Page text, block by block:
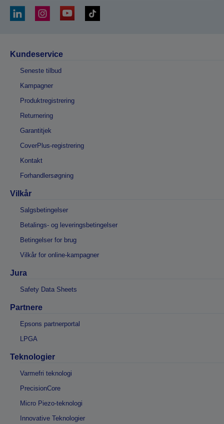
Kundeservice
Seneste tilbud
Kampagner
Produktregistrering
Returnering
Garantitjek
CoverPlus-registrering
Kontakt
Forhandlersøgning
Vilkår
Salgsbetingelser
Betalings- og leveringsbetingelser
Betingelser for brug
Vilkår for online-kampagner
Jura
Safety Data Sheets
Partnere
Epsons partnerportal
LPGA
Teknologier
Varmefri teknologi
PrecisionCore
Micro Piezo-teknologi
Innovative Teknologier